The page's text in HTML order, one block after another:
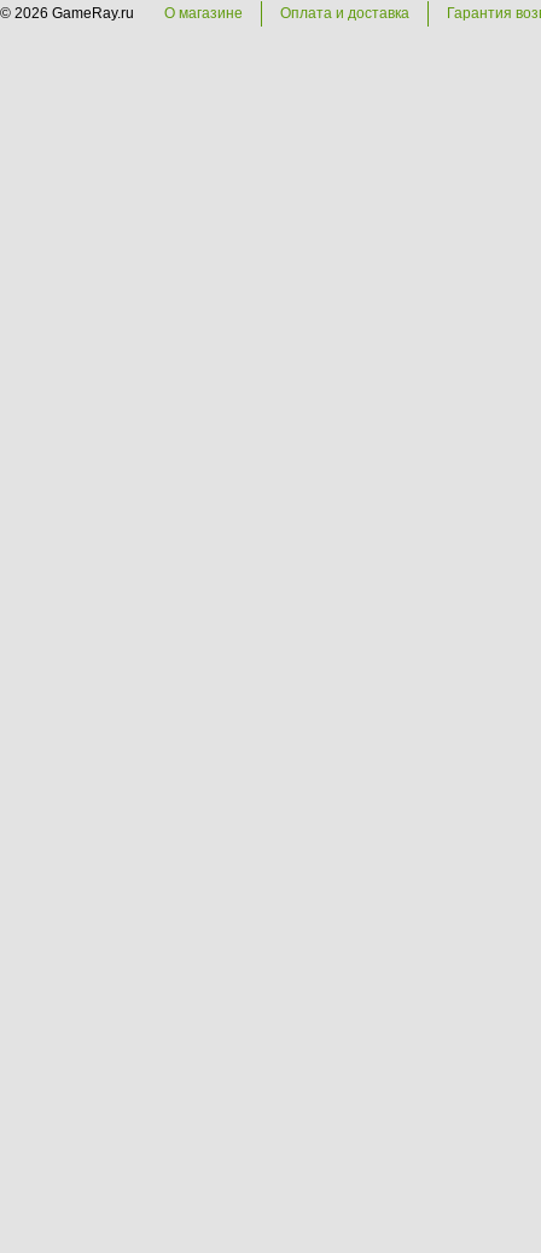
© 2026 GameRay.ru О магазине Оплата и доставка Гарантия